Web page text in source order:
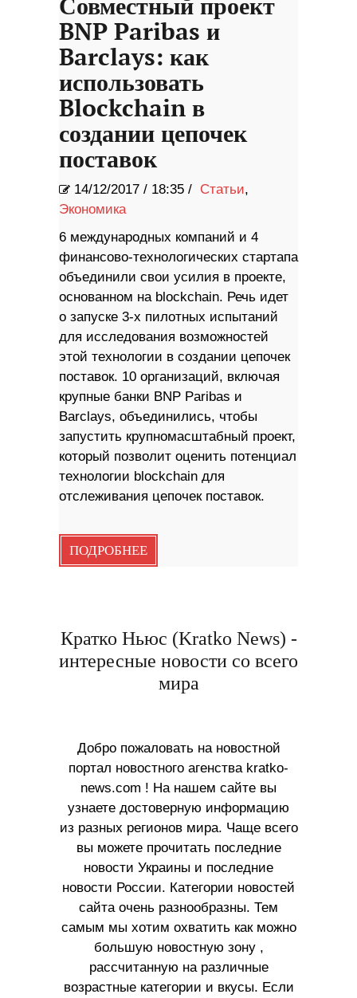
Совместный проект
BNP Paribas и
Barclays: как
использовать
Blockchain в
создании цепочек
поставок
14/12/2017 / 18:35 / Статьи,
Экономика
6 международных компаний и 4
финансово-технологических стартапа
объединили свои усилия в проекте,
основанном на blockchain. Речь идет
о запуске 3-х пилотных испытаний
для исследования возможностей
этой технологии в создании цепочек
поставок. 10 организаций, включая
крупные банки BNP Paribas и
Barclays, объединились, чтобы
запустить крупномасштабный проект,
который позволит оценить потенциал
технологии blockchain для
отслеживания цепочек поставок.
ПОДРОБНЕЕ
Кратко Ньюс (Kratko News) -
интересные новости со всего
мира
Добро пожаловать на новостной
портал новостного агенства kratko-
news.com ! На нашем сайте вы
узнаете достоверную информацию
из разных регионов мира. Чаще всего
вы можете прочитать последние
новости Украины и последние
новости России. Категории новостей
сайта очень разнообразны. Тем
самым мы хотим охватить как можно
большую новостную зону ,
рассчитанную на различные
возрастные категории и вкусы. Если